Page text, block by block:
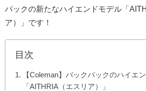
パックの新たなハイエンドモデル「
ア）」です！
目次
【Coleman】バックパックのハイエ
「AITHRIA（エスリア）」